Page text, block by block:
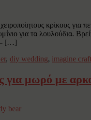
κρίκους
για τα λουλούδια.
– […]
, diy wedding, imagine
για μωρό με